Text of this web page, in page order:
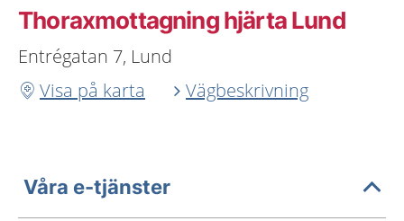
Thoraxmottagning hjärta Lund
Entrégatan 7, Lund
Visa på karta
Vägbeskrivning
Våra e-tjänster